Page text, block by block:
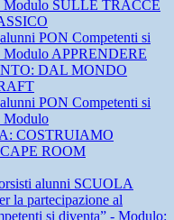
Modulo SULLE TRACCE
PON Competenti si
Modulo APPRENDERE
DAL MONDO
PON Competenti si
Modulo
COSTRUIAMO
ROOM
alunni SCUOLA
la partecipazione al
si diventa” - Modulo: